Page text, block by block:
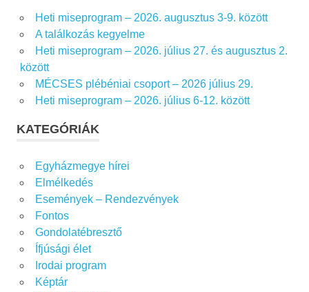
é
s
o
r
Heti miseprogram – 2026. augusztus 3-9. között
A találkozás kegyelme
Heti miseprogram – 2026. július 27. és augusztus 2.
között
MÉCSES plébéniai csoport – 2026 július 29.
Heti miseprogram – 2026. július 6-12. között
KATEGÓRIÁK
Egyházmegye hírei
Elmélkedés
Események – Rendezvények
Fontos
Gondolatébresztő
Ífjúsági élet
Irodai program
Képtár